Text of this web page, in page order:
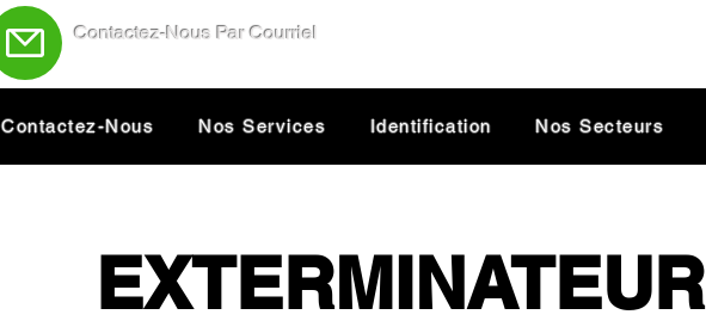
Contactez-Nous Par Courriel
Contactez-Nous Nos Services Identification Nos Secteurs
EXTERMINATEUR